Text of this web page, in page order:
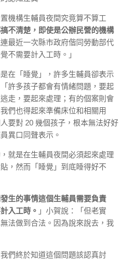
機構生輔員夜間究竟算不算工
不清楚，即使是公辦民營的機構
最近一次縣市政府偕同勞動部代
不需要計入工時。」
在「睡覺」，許多生輔員卻表示
許多孩子都會有情緒問題，要起
走，要起來處理；有的個案則會
們也得起來準備床位和相關用
要對 20 幾個孩子，根本無法好好
異口同聲表示。
就是在生輔員夜間必須起來處理
，然而「睡覺」到底睡得好不
生的事情這個生輔員需要負責
入工時。 」小賀說：「但老實
法做到合法。因為說來說去，我
們終於知道這個問題該認真討